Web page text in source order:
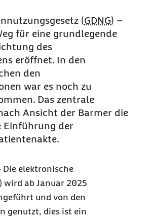
(GDNG) –
für eine grundlegende
des
eröffnet. In den
den
war es noch zu
Das zentrale
Ansicht der Barmer die
Einführung der
Die elektronische
wird ab Januar 2025
und von den
genutzt, dies ist ein